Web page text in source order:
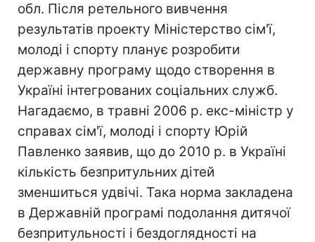
обл. Після ретельного вивчення
результатів проекту Міністерство сім'ї,
молоді і спорту планує розробити
державну програму щодо створення в
Україні інтегрованих соціальних служб.
Нагадаємо, в травні 2006 р. екс-міністр у
справах сім'ї, молоді і спорту Юрій
Павленко заявив, що до 2010 р. в Україні
кількість безпритульних дітей
зменшиться удвічі. Така норма закладена
в Державній програмі подолання дитячої
безпритульності і бездоглядності на